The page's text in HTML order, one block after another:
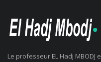
Le professeur EL Hadj MBODJ